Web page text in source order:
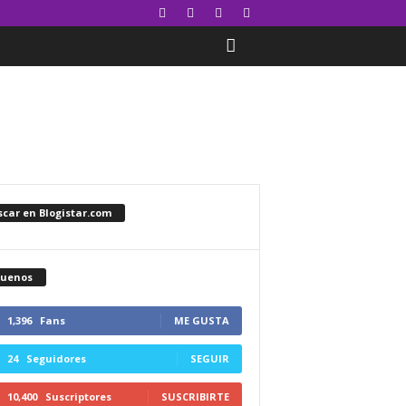
en Blogistar.com
1,396 Fans ME GUSTA
24 Seguidores SEGUIR
10,400 Suscriptores SUSCRIBIRTE